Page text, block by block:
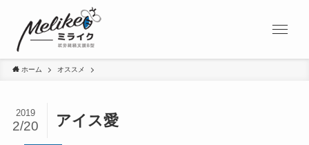
ホーム オススメ
アイス愛
2019
2/20